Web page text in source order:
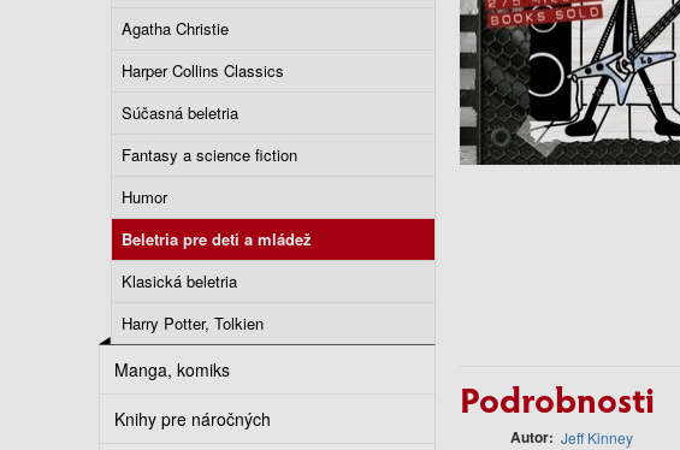
Agatha Christie
Harper Collins Classics
Súčasná beletria
Fantasy a science fiction
Humor
Beletria pre deti a mládež
Klasická beletria
Harry Potter, Tolkien
Manga, komiks
Knihy pre náročných Podrobnosti
Autor Jeff Kinney